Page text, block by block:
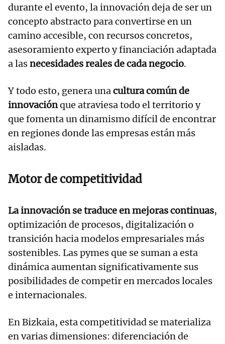
durante el evento, la innovación deja de ser un
concepto abstracto para convertirse en un
camino accesible, con recursos concretos,
asesoramiento experto y financiación adaptada
a lasnecesidades reales de cada negocio.
Y todo esto, genera unacultura común de
innovaciónque atraviesa todo el territorio y
que fomenta un dinamismo difícil de encontrar
en regiones donde las empresas están más
aisladas.
Motor de competitividad
La innovación se traduce en mejoras continuas,
optimización de procesos, digitalización o
transición hacia modelos empresariales más
sostenibles. Las pymes que se suman a esta
dinámica aumentan significativamente sus
posibilidades de competir en mercados locales
e internacionales.
En Bizkaia, esta competitividad se materializa
en varias dimensiones: diferenciación de